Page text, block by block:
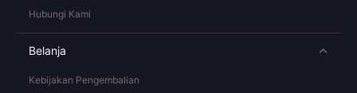
Hubungi Kami
Belanja
Kebijakan Pengembalian